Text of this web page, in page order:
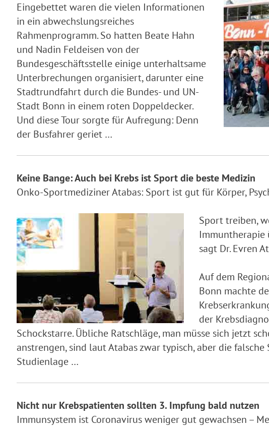
Eingebettet waren die vielen Informationen
in ein abwechslungsreiches
Rahmenprogramm. So hatten Beate Hahn
und Nadin Feldeisen von der
Bundesgeschäftsstelle einige unterhaltsame
Unterbrechungen organisiert, darunter eine
Stadtrundfahrt durch die Bundes- und UN-
Stadt Bonn in einem roten Doppeldecker.
Und diese Tour sorgte für Aufregung: Denn
der Busfahrer geriet …
Keine Bange: Auch bei Krebs ist Sport die beste Medizin
Onko-Sportmediziner Atabas: Sport ist gut für Körper,
Sport treiben,
Immuntherapie
sagt Dr. Evren
Auf dem
Bonn machte
der
Schockstarre. Übliche Ratschläge, man müsse sich jetzt
anstrengen, sind laut Atabas zwar typisch, aber die
Studienlage …
Nicht nur Krebspatienten sollten 3. Impfung bald nutzen
Immunsystem ist Coronavirus weniger gut gewachsen –